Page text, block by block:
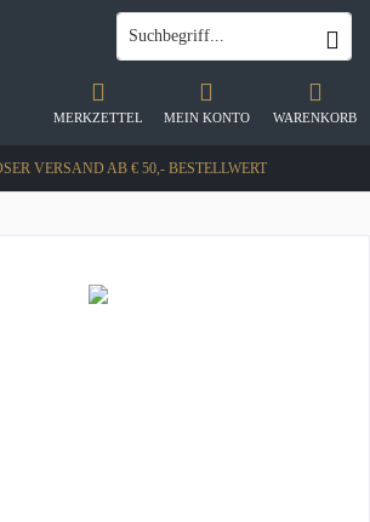
VERSAND AB € 50,- BESTELLWERT
WARENKORB
MERKZETTEL MEIN KONTO